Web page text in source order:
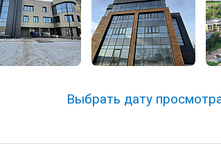
Выбрать дату